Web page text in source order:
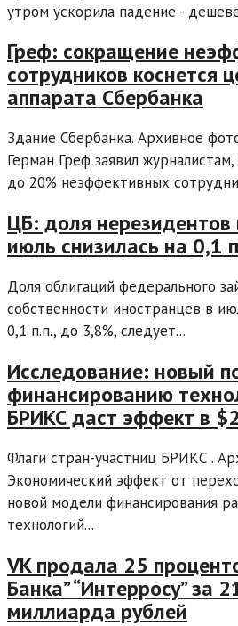
утром ускорила падение -
Греф: сокращение
сотрудников коснется
аппарата Сбербанка
Здание Сбербанка. Архивное
Герман Греф заявил
до 20% неэффективных
ЦБ: доля
июль снизилась на 0,1
Доля облигаций федерального
собственности иностранцев в
0,1 п.п., до 3,8%, следует...
Исследование: новый
финансированию
БРИКС даст эффект в
Флаги стран-участниц БРИКС .
Экономический эффект от
новой модели финансирования
технологий...
VK продала 25
Банка” “Интерросу” за
миллиарда рублей